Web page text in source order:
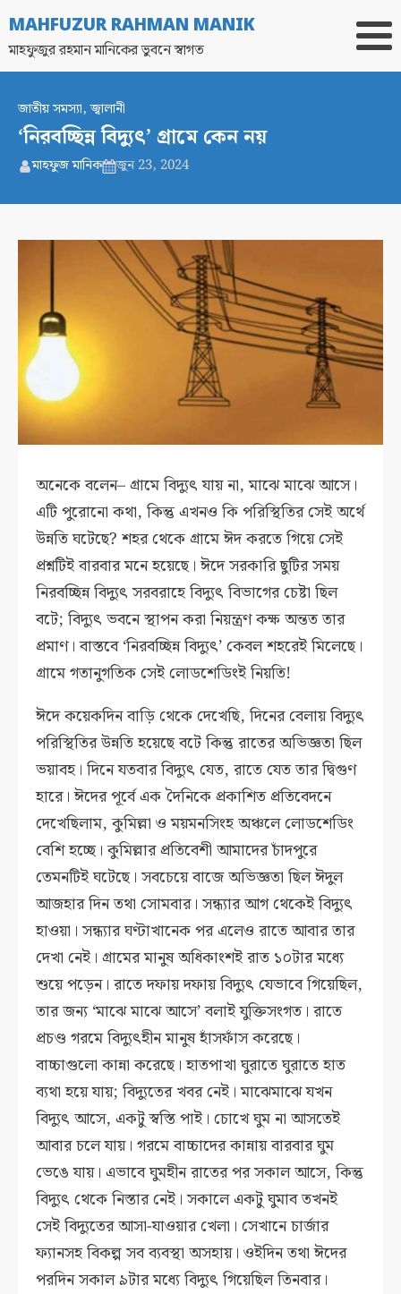
MAHFUZUR RAHMAN MANIK
মাহফুজুর রহমান মানিকের ভুবনে স্বাগত
জাতীয় সমস্যা,জ্বালানী
‘নিরবচ্ছিন্ন বিদ্যুৎ’ গ্রামে কেন নয়
মাহফুজ মানিক জুন 23, 2024
অনেকে বলেন– গ্রামে বিদ্যুৎ যায় না, মাঝে মাঝে আসে।
এটি পুরোনো কথা, কিন্তু এখনও কি পরিস্থিতির সেই অর্থে
উন্নতি ঘটেছে? শহর থেকে গ্রামে ঈদ করতে গিয়ে সেই
প্রশ্নটিই বারবার মনে হয়েছে। ঈদে সরকারি ছুটির সময়
নিরবচ্ছিন্ন বিদ্যুৎ সরবরাহে বিদ্যুৎ বিভাগের চেষ্টা ছিল
বটে; বিদ্যুৎ ভবনে স্থাপন করা নিয়ন্ত্রণ কক্ষ অন্তত তার
প্রমাণ। বাস্তবে ‘নিরবচ্ছিন্ন বিদ্যুৎ’ কেবল শহরেই মিলেছে।
গ্রামে গতানুগতিক সেই লোডশেডিংই নিয়তি!
ঈদে কয়েকদিন বাড়ি থেকে দেখেছি, দিনের বেলায় বিদ্যুৎ
পরিস্থিতির উন্নতি হয়েছে বটে কিন্তু রাতের অভিজ্ঞতা ছিল
ভয়াবহ। দিনে যতবার বিদ্যুৎ যেত, রাতে যেত তার দ্বিগুণ
হারে। ঈদের পূর্বে এক দৈনিকে প্রকাশিত প্রতিবেদনে
দেখেছিলাম, কুমিল্লা ও ময়মনসিংহ অঞ্চলে লোডশেডিং
বেশি হচ্ছে। কুমিল্লার প্রতিবেশী আমাদের চাঁদপুরে
তেমনটিই ঘটেছে। সবচেয়ে বাজে অভিজ্ঞতা ছিল ঈদুল
আজহার দিন তথা সোমবার। সন্ধ্যার আগ থেকেই বিদ্যুৎ
হাওয়া। সন্ধ্যার ঘণ্টাখানেক পর এলেও রাতে আবার তার
দেখা নেই। গ্রামের মানুষ অধিকাংশই রাত ১০টার মধ্যে
শুয়ে পড়েন। রাতে দফায় দফায় বিদ্যুৎ যেভাবে গিয়েছিল,
তার জন্য ‘মাঝে মাঝে আসে’ বলাই যুক্তিসংগত। রাতে
প্রচণ্ড গরমে বিদ্যুৎহীন মানুষ হাঁসফাঁস করেছে।
বাচ্চাগুলো কান্না করেছে। হাতপাখা ঘুরাতে ঘুরাতে হাত
ব্যথা হয়ে যায়; বিদ্যুতের খবর নেই। মাঝেমাঝে যখন
বিদ্যুৎ আসে, একটু স্বস্তি পাই। চোখে ঘুম না আসতেই
আবার চলে যায়। গরমে বাচ্চাদের কান্নায় বারবার ঘুম
ভেঙে যায়। এভাবে ঘুমহীন রাতের পর সকাল আসে, কিন্তু
বিদ্যুৎ থেকে নিস্তার নেই। সকালে একটু ঘুমাব তখনই
সেই বিদ্যুতের আসা-যাওয়ার খেলা। সেখানে চার্জার
ফ্যানসহ বিকল্প সব ব্যবস্থা অসহায়। ওইদিন তথা ঈদের
পরদিন সকাল ৯টার মধ্যে বিদ্যুৎ গিয়েছিল তিনবার।